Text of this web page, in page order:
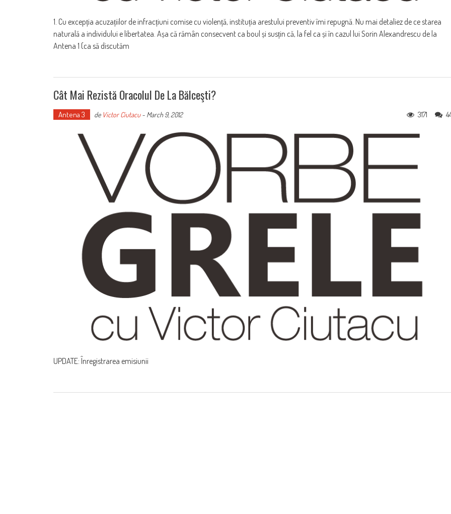
1. Cu excepția acuzațiilor de infracțiuni comise cu violență, instituția arestului preventiv îmi repugnă. Nu mai detaliez de ce starea
naturală a individului e libertatea. Așa că rămân consecvent ca boul și susțin că, la fel ca și în cazul lui Sorin Alexandrescu de la
Antena 1 (ca să discutăm
Cât Mai Rezistă Oracolul De La Bălceşti?
Antena 3 de Victor Ciutacu- March 9, 2012 3171
UPDATE: Înregistrarea emisiunii